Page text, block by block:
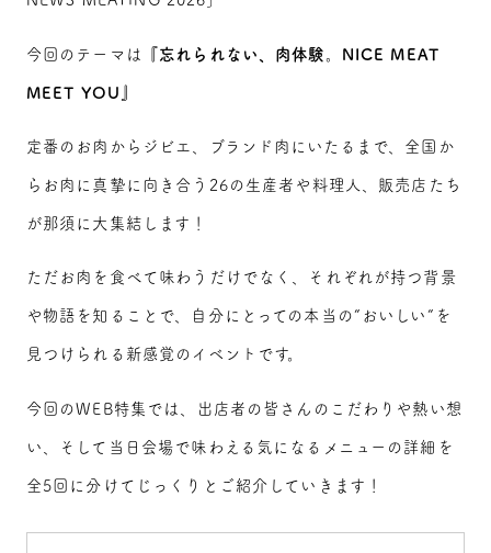
今回のテーマは 『忘れられない、肉体験。NICE MEAT
MEET YOU』
定番のお肉からジビエ、ブランド肉にいたるまで、全国か
らお肉に真摯に向き合う26の生産者や料理人、販売店たち
が那須に大集結します！
ただお肉を食べて味わうだけでなく、それぞれが持つ背景
や物語を知ることで、自分にとっての本当の”おいしい”を
見つけられる新感覚のイベントです。
今回のWEB特集では、出店者の皆さんのこだわりや熱い想
い、そして当日会場で味わえる気になるメニューの詳細を
全5回に分けてじっくりとご紹介していきます！